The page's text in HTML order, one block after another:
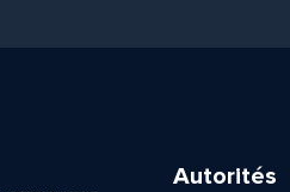
Autorités